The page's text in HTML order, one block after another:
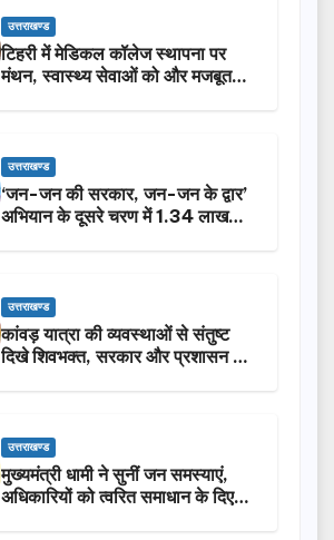
उत्तराखण्ड
टिहरी में मेडिकल कॉलेज स्थापना पर
मंथन, स्वास्थ्य सेवाओं को और मजबूत
उत्तराखण्ड
‘जन-जन की सरकार, जन-जन के द्वार’
अभियान के दूसरे चरण में 1.34 लाख
उत्तराखण्ड
कांवड़ यात्रा की व्यवस्थाओं से संतुष्ट
दिखे शिवभक्त, सरकार और प्रशासन की
उत्तराखण्ड
मुख्यमंत्री धामी ने सुनीं जन समस्याएं,
अधिकारियों को त्वरित समाधान के दिए